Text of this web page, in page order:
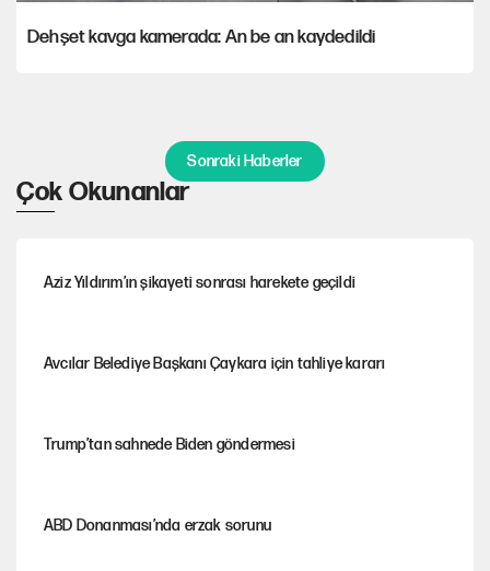
Dehşet kavga kamerada: An be an kaydedildi
Sonraki Haberler
Çok Okunanlar
Aziz Yıldırım’ın şikayeti sonrası harekete geçildi
Avcılar Belediye Başkanı Çaykara için tahliye kararı
Trump’tan sahnede Biden göndermesi
ABD Donanması’nda erzak sorunu